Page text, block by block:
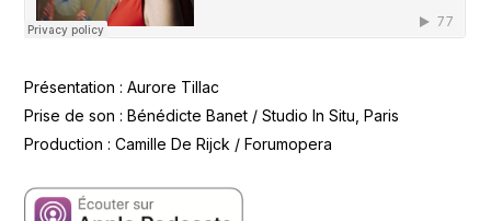
Présentation : Aurore Tillac
Prise de son : Bénédicte Banet / Studio In Situ, Paris
Production : Camille De Rijck / Forumopera